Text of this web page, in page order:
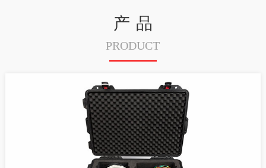
产品
PRODUCT